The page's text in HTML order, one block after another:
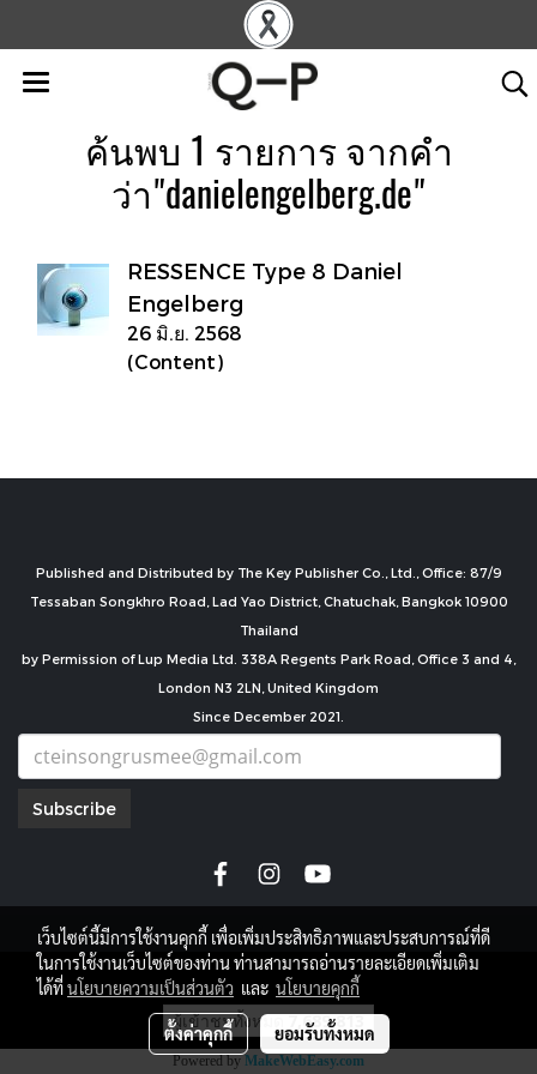
ค้นพบ 1 รายการ จากคำ
ว่า"danielengelberg.de"
RESSENCE Type 8 Daniel
Engelberg
26 มิ.ย. 2568
(Content)
Published and Distributed by The Key Publisher Co., Ltd., Office: 87/9
Tessaban Songkhro Road, Lad Yao District, Chatuchak, Bangkok 10900
Thailand
by Permission of Lup Media Ltd. 338A Regents Park Road, Office 3 and 4,
London N3 2LN, United Kingdom
Since December 2021.
Subscribe
copyright by
ผู้เข้าชมทั้งหมด7,689,813
Powered byMakeWebEasy.com
เว็บไซต์นี้มีการใช้งานคุกกี้ เพื่อเพิ่มประสิทธิภาพและประสบการณ์ที่ดี
ในการใช้งานเว็บไซต์ของท่าน ท่านสามารถอ่านรายละเอียดเพิ่มเติม
ได้ที่นโยบายความเป็นส่วนตัว และ นโยบายคุกกี้
ตั้งค่าคุกกี้ ยอมรับทั้งหมด